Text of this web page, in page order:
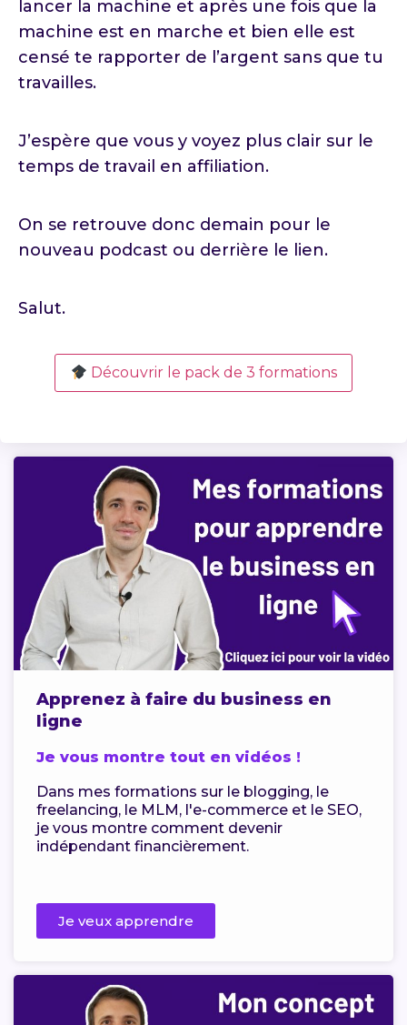
lancer la machine et après une fois que la
machine est en marche et bien elle est
censé te rapporter de l’argent sans que tu
travailles.
J’espère que vous y voyez plus clair sur le
temps de travail en affiliation.
On se retrouve donc demain pour le
nouveau podcast ou derrière le lien.
Salut.
Découvrir le pack de 3 formations
Apprenez à faire du business en
ligne
Je vous montre tout en vidéos !
Dans mes formations sur le blogging, le
freelancing, le MLM, l'e-commerce et le SEO,
je vous montre comment devenir
indépendant financièrement.
Je veux apprendre